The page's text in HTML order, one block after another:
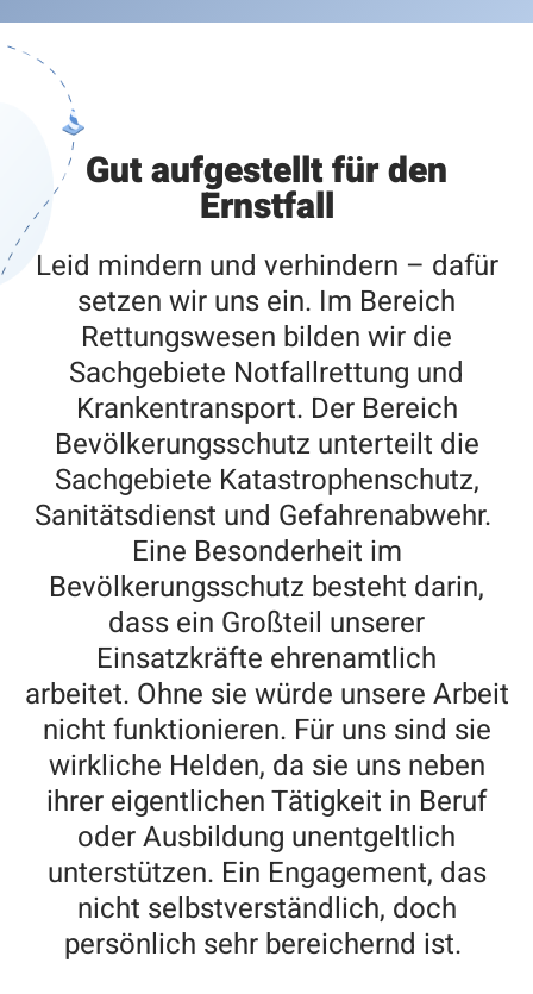
Gut aufgestellt für den
Ernstfall
Leid mindern und verhindern – dafür
setzen wir uns ein. Im Bereich
Rettungswesen bilden wir die
Sachgebiete Notfallrettung und
Krankentransport. Der Bereich
Bevölkerungsschutz unterteilt die
Sachgebiete Katastrophenschutz,
Sanitätsdienst und Gefahrenabwehr.
Eine Besonderheit im
Bevölkerungsschutz besteht darin,
dass ein Großteil unserer
Einsatzkräfte ehrenamtlich
arbeitet. Ohne sie würde unsere Arbeit
nicht funktionieren. Für uns sind sie
wirkliche Helden, da sie uns neben
ihrer eigentlichen Tätigkeit in Beruf
oder Ausbildung unentgeltlich
unterstützen. Ein Engagement, das
nicht selbstverständlich, doch
persönlich sehr bereichernd ist.